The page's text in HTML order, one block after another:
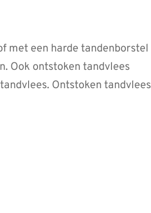
met een harde tandenborstel
Ook ontstoken tandvlees
Ontstoken tandvlees